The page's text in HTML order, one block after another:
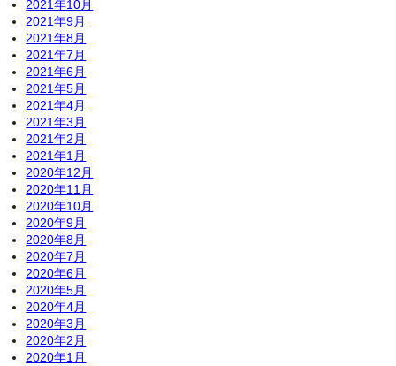
2021年10月
2021年9月
2021年8月
2021年7月
2021年6月
2021年5月
2021年4月
2021年3月
2021年2月
2021年1月
2020年12月
2020年11月
2020年10月
2020年9月
2020年8月
2020年7月
2020年6月
2020年5月
2020年4月
2020年3月
2020年2月
2020年1月